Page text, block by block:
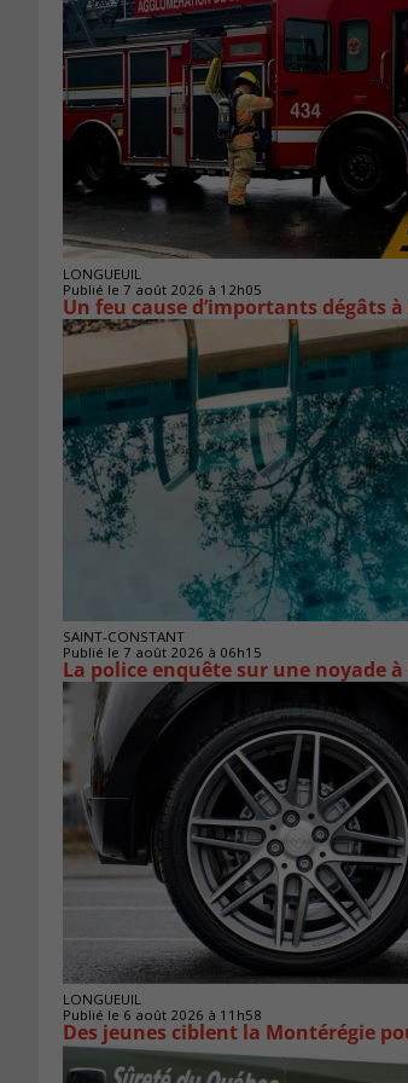
LONGUEUIL
Publié le 7 août 2026 à 12h05
Un feu cause d’importants dégâts
SAINT-CONSTANT
Publié le 7 août 2026 à 06h15
La police enquête sur une noyade
LONGUEUIL
Publié le 6 août 2026 à 11h58
Des jeunes ciblent la Montérégie